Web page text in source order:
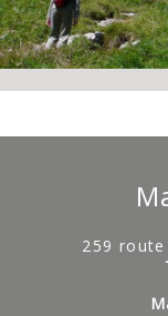
259 route